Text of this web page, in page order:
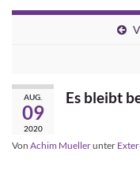
AUG.
09
2020
Es bleibt
Von Achim Muellerunter